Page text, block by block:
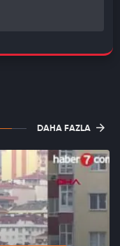
DAHA FAZLA